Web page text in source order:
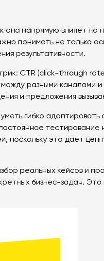
напрямую влияет на
понимать не только
результативности.
CTR (click-through
разными каналами
и предложения
гибко адаптировать
поскольку это дает
реальных кейсов и
бизнес-задач.